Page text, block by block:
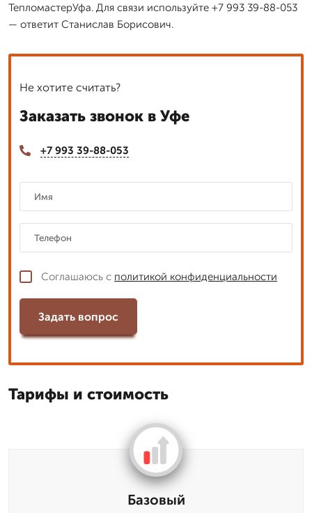
ТепломастерУфа. Для связи используйте +7 993 39-88-053
— ответит Станислав Борисович.
Не хотите считать?
Заказать звонок в Уфе
+7 993 39-88-053
Соглашаюсь с политикой конфиденциальности
Задать вопрос
Тарифы и стоимость
Базовый